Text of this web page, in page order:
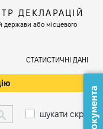
ДЕКЛАРАЦІЙ
держави або місцевого
СТАТИСТИЧНІ ДАНІ
шукати скрізь